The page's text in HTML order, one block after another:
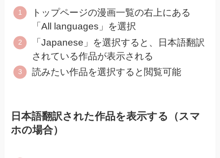
トップページの漫画一覧の右上にある
「All languages」を選択
「Japanese」を選択すると、日本語翻訳
されている作品が表示される
読みたい作品を選択すると閲覧可能
日本語翻訳された作品を表示する（スマ
ホの場合）